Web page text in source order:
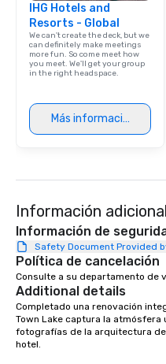
IHG Hotels and
Resorts - Global
We can't create the deck, but we
can definitely make meetings
more fun. So come meet how
you meet. We'll get your group
in the right headspace.
Más información
Información adicional
Información de
Safety Document Provided
Política de cancelación
Consulte a su departamento de
Additional details
Completado una renovación
Town Lake captura la atmósfera
fotografías de la arquitectura
hotel.